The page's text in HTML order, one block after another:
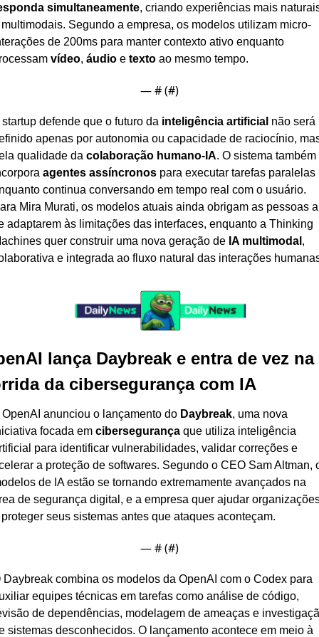
simultaneamente, criando experiências mais
Segundo a empresa, os modelos utilizam micro-
de 200ms para manter contexto ativo enquanto
vídeo, áudio e texto ao mesmo tempo.
— # (#)
startup defende que o futuro da inteligência artificial não será
apenas por autonomia ou capacidade de raciocínio,
qualidade da colaboração humano-IA. O sistema também
agentes assíncronos para executar tarefas paralelas
continua conversando em tempo real com o usuário.
Mira Murati, os modelos atuais ainda obrigam as pessoas a
adaptarem às limitações das interfaces, enquanto a Thinking
quer construir uma nova geração de IA multimodal ,
e integrada ao fluxo natural das interações
lança Daybreak e entra de vez na
da cibersegurança com IA
OpenAI anunciou o lançamento do Daybreak, uma nova
focada em cibersegurança que utiliza inteligência
para identificar vulnerabilidades, validar correções e
a proteção de softwares. Segundo o CEO Sam Altman,
de IA estão se tornando extremamente avançados na
de segurança digital, e a empresa quer ajudar
seus sistemas antes que ataques aconteçam.
— # (#)
Daybreak combina os modelos da OpenAI com o Codex para
equipes técnicas em tarefas como análise de código,
de dependências, modelagem de ameaças e
sistemas desconhecidos. O lançamento acontece em meio à